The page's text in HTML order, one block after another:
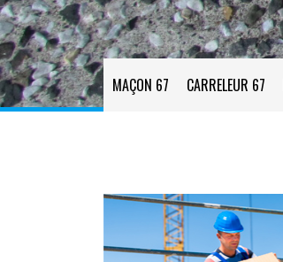
MAÇON 67 CARRELEUR 67